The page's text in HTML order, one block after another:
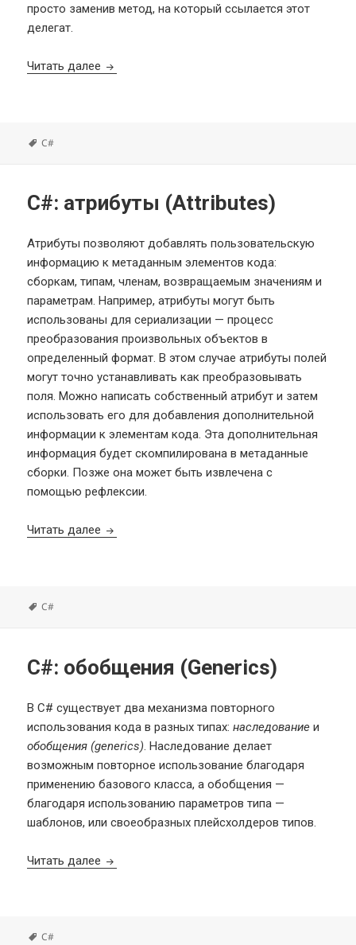
просто заменив метод, на который ссылается этот
делегат.
Читать далее C#: делегаты (Delegates)
Метки
C#
C#: атрибуты (Attributes)
Атрибуты позволяют добавлять пользовательскую
информацию к метаданным элементов кода:
сборкам, типам, членам, возвращаемым значениям и
параметрам. Например, атрибуты могут быть
использованы для сериализации — процесс
преобразования произвольных объектов в
определенный формат. В этом случае атрибуты полей
могут точно устанавливать как преобразовывать
поля. Можно написать собственный атрибут и затем
использовать его для добавления дополнительной
информации к элементам кода. Эта дополнительная
информация будет скомпилирована в метаданные
сборки. Позже она может быть извлечена с
помощью рефлексии.
Читать далее C#: атрибуты (Attributes)
Метки
C#
C#: обобщения (Generics)
В C# существует два механизма повторного
использования кода в разных типах:наследование и
обобщения (generics). Наследование делает
возможным повторное использование благодаря
применению базового класса, а обобщения —
благодаря использованию параметров типа —
шаблонов, или своеобразных плейсхолдеров типов.
Читать далее C#: обобщения (Generics)
Метки
C#